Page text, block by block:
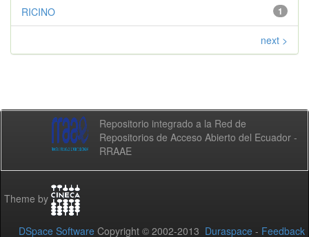
1
RICINO
next >
Repositorio integrado a la Red de
Repositorios de Acceso Abierto del Ecuador -
RRAAE
Theme by
DSpace Software Copyright © 2002-2013 Duraspace - Feedback